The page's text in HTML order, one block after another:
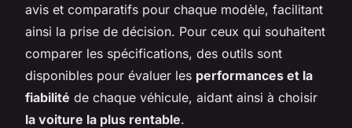
avis et comparatifs pour chaque modèle, facilitant
ainsi la prise de décision. Pour ceux qui souhaitent
comparer les spécifications, des outils sont
disponibles pour évaluer les performances et la
fiabilité de chaque véhicule, aidant ainsi à choisir
la voiture la plus rentable.